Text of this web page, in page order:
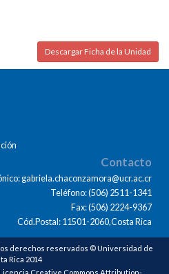
Descargar Ficha de la Unidad
Contacto
gabriela.chaconzamora@ucr.ac.cr
Teléfono: (506) 2511-1341
Fax: (506) 2224-9367
Cód.Postal: 11501-2060,Costa Rica
derechos reservados © Universidad de
Rica 2014